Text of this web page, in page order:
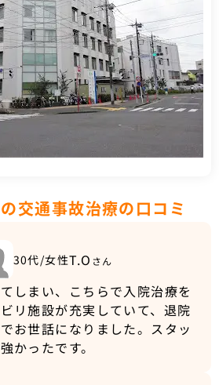
交通事故治療の口コミ
30代/女性T.O さん
しまい、こちらで入院治療を
リ施設が充実していて、退院
お世話になりました。スタッ
かったです。